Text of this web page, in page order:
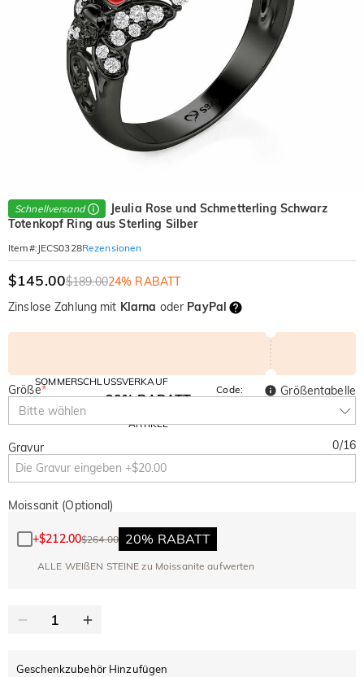
Schnellversand
Jeulia Rose und Schmetterling Schwarz
Totenkopf Ring aus Sterling Silber
Item#: JECS0328Rezensionen
$145.00$189.0024% RABATT
Zinslose Zahlung mit Klarna oder PayPal
SOMMERSCHLUSSVERKAUF
10% RABATT
AUF ALLES
30% RABATT
ARTIKEL
Code:
SUMMER
Größe*
Bitte wählen
Größentabelle
Gravur 0/16
Moissanit (Optional)
+$212.00$264.00 20% RABATT
ALLE WEIßEN STEINE zu Moissanite aufwerten
Geschenkzubehör Hinzufügen